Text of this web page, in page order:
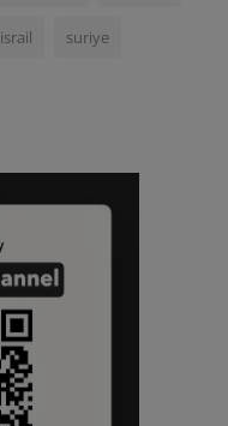
israil suriye